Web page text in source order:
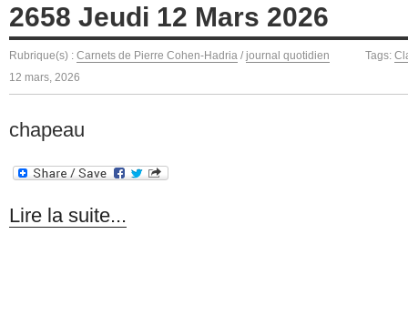
2658 Jeudi 12 Mars 2026
Rubrique(s) : Carnets de Pierre Cohen-Hadria / journal quotidien Tags:
12 mars, 2026
chapeau
Lire la suite...